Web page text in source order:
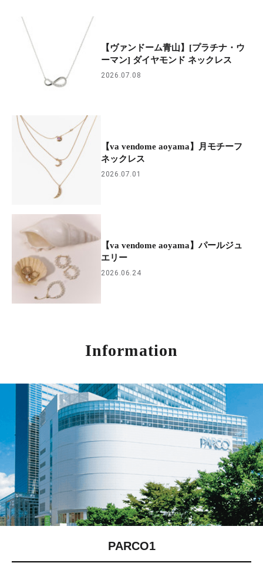
【ヴァンドーム青山】[プラチナ・ウ
ーマン] ダイヤモンド ネックレス
2026.07.08
【va vendome aoyama】月モチーフ
ネックレス
2026.07.01
【va vendome aoyama】パールジュ
エリー
2026.06.24
Information
PARCO1